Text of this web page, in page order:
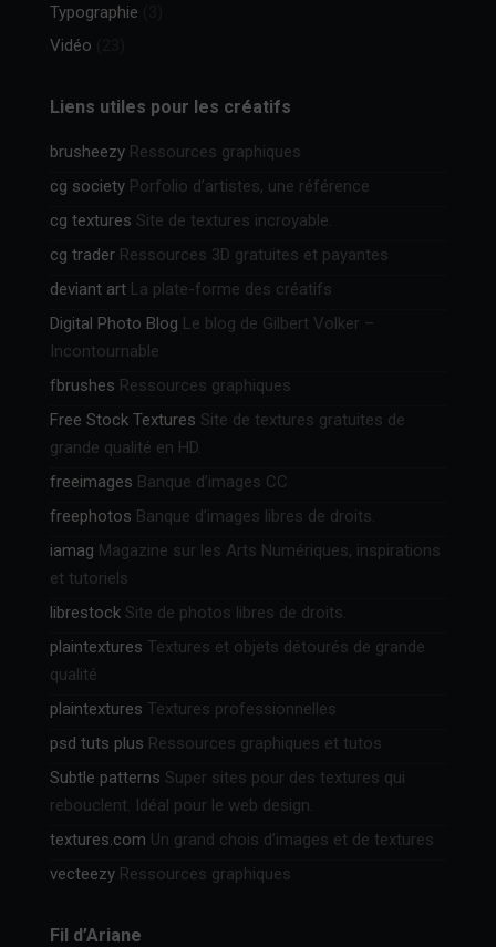
Typographie
Vidéo
Liens utiles pour les créatifs
brusheezy Ressources graphiques
cg society Porfolio d’artistes, une référence
cg textures Site de textures incroyable.
cg trader Ressources 3D gratuites et payantes
deviant art La plate-forme des créatifs
Digital Photo Blog Le blog de Gilbert Volker –
Incontournable
fbrushes Ressources graphiques
Free Stock Textures Site de textures gratuites de
grande qualité en HD.
freeimages Banque d’images CC
freephotos Banque d’images libres de droits.
iamag Magazine sur les Arts Numériques, inspirations
et tutoriels
librestock Site de photos libres de droits.
plaintextures Textures et objets détourés de grande
qualité
plaintextures Textures professionnelles
psd tuts plus Ressources graphiques et tutos
Subtle patterns Super sites pour des textures qui
rebouclent. Idéal pour le web design.
textures.com Un grand chois d’images et de textures
vecteezy Ressources graphiques
Fil d’Ariane